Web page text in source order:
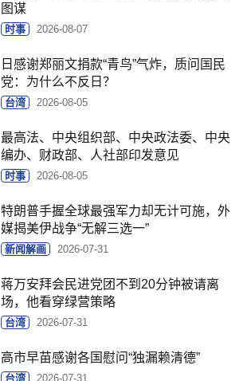
图谋
时事 2026-08-07
日感谢郑丽文捐款“青鸟”气炸，质问国民
党：为什么不反日？
台湾 2026-08-05
最高法、中央组织部、中央政法委、中央
编办、财政部、人社部印发意见
时事 2026-08-05
特朗普手握全球最强军力却无计可施，外
媒揭美伊战争“无解三选一”
新闻解画 2026-07-31
蒋万安拜会民进党团不到20分钟被请离
场，他看穿绿营策略
台湾 2026-07-31
高市早苗感谢各国慰问“独漏赖清德”
台湾 2026-07-31